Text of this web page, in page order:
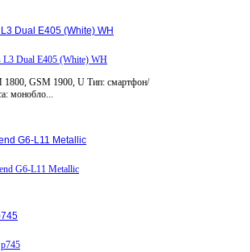
Dual E405 (White) WH
1800, GSM 1900, U Тип: смартфон/
монобло...
G6-L11 Metallic